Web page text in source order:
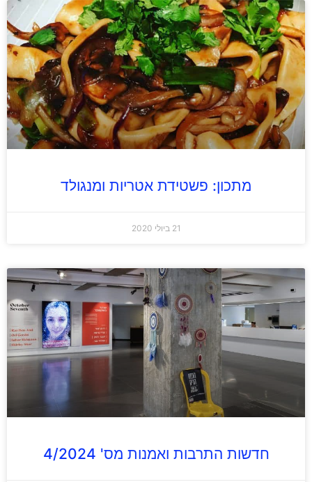
מתכון: פשטידת אטריות ומנגולד
21 ביולי 2020
חדשות התרבות ואמנות מס' 4/2024